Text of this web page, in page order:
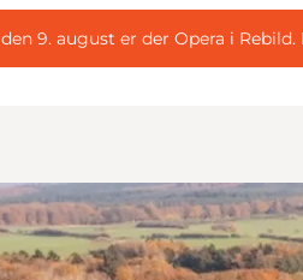
9. august er der Opera i